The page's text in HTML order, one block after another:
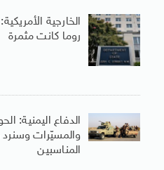
الخارجية
روما كانت مثمرة
الدفاع اليمنية:
والمسيّرات وسنرد
المناسبين